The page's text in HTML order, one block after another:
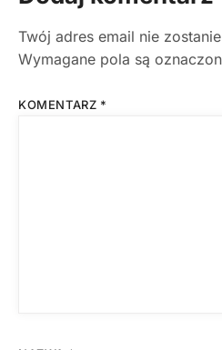
Twój adres email nie
Wymagane pola są
KOMENTARZ *